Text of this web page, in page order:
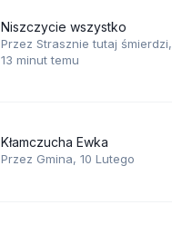
Niszczycie wszystko
Przez Strasznie tutaj śmierdzi,
13 minut temu
Kłamczucha Ewka
Przez Gmina, 10 Lutego